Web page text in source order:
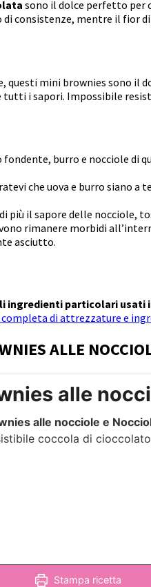
sono il dolce perfetto per
consistenze, mentre il fior
questi mini brownies sono
tutti i sapori. Impossibile
burro e nocciole di
che uova e burro siano
più il sapore delle nocciole,
rimanere morbidi
asciutto.
ingredienti particolari usati
di attrezzature e
ALLE
alle
alle nocciole e
coccola di
Stampa ricetta